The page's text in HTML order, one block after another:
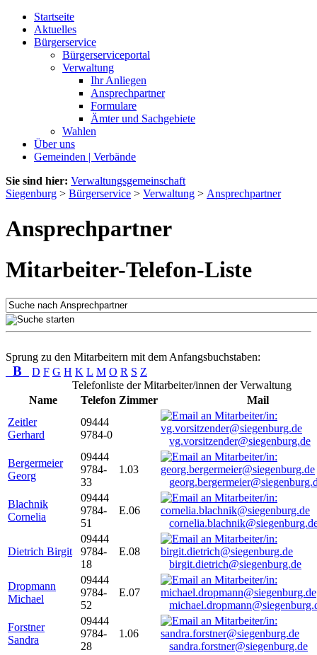
Startseite
Aktuelles
Bürgerservice
Bürgerserviceportal
Verwaltung
Ihr Anliegen
Ansprechpartner
Formulare
Ämter und Sachgebiete
Wahlen
Über uns
Gemeinden | Verbände
Sie sind hier: Verwaltungsgemeinschaft
Siegenburg > Bürgerservice > Verwaltung > Ansprechpartner
Ansprechpartner
Mitarbeiter-Telefon-Liste
Sprung zu den Mitarbeitern mit dem Anfangsbuchstaben:
B D F G H K L M O R S Z
Telefonliste der Mitarbeiter/innen der Verwaltung
Name
Telefon Zimmer
Mail
Zeitler
Gerhard
09444
9784-0
vg.vorsitzender@siegenburg.de
Bergermeier
Georg
09444
9784-
33
1.03
Blachnik
Cornelia
09444
9784-
51
E.06
Dietrich Birgit
09444
9784-
18
E.08
birgit.dietrich@siegenburg.de
Dropmann
Michael
09444
9784-
52
E.07
Forstner
Sandra
09444
9784-
28
1.06
sandra.forstner@siegenburg.de